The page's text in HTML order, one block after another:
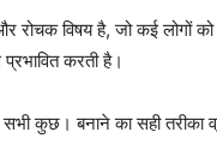
रोचक विषय है, जो कई लोगों
करती है।
कुछ। बनाने का सही तरीका